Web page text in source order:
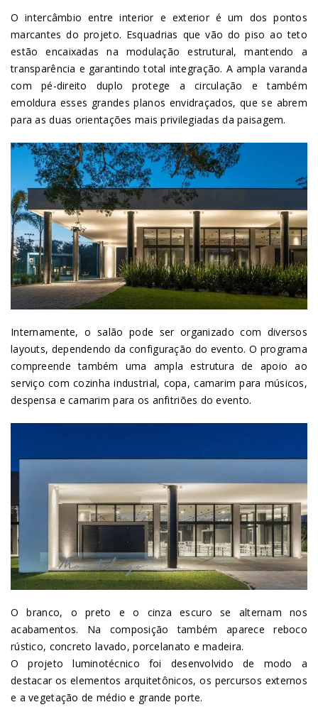
O intercâmbio entre interior e exterior é um dos pontos
marcantes do projeto. Esquadrias que vão do piso ao teto
estão encaixadas na modulação estrutural, mantendo a
transparência e garantindo total integração. A ampla varanda
com pé-direito duplo protege a circulação e também
emoldura esses grandes planos envidraçados, que se abrem
para as duas orientações mais privilegiadas da paisagem.
Internamente, o salão pode ser organizado com diversos
layouts, dependendo da configuração do evento. O programa
compreende também uma ampla estrutura de apoio ao
serviço com cozinha industrial, copa, camarim para músicos,
despensa e camarim para os anfitriões do evento.
O branco, o preto e o cinza escuro se alternam nos
acabamentos. Na composição também aparece reboco
rústico, concreto lavado, porcelanato e madeira.
O projeto luminotécnico foi desenvolvido de modo a
destacar os elementos arquitetônicos, os percursos externos
e a vegetação de médio e grande porte.